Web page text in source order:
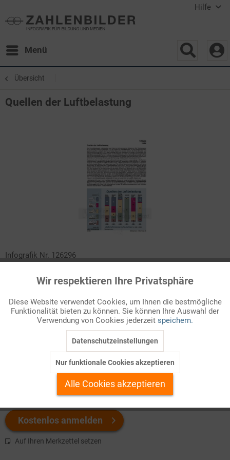
Hilfe
Menü
Übersicht
Quellen der Luftbelastung
Infografik Nr. 126296
Menschengemachte Emissionen schaden nicht nur dem Klima.
Ökosysteme und die menschliche Gesundheit. Um welche
Schadstoffe handelt es sich und wo entstehen sie?
Welchen Download brauchen Sie?
s/w-Version
Kostenlos anmelden
Auf Ihren Merkzettel setzen
Funktionale Aktiv
Marketing Inaktiv
Personalisierung Inaktiv
Service
Wir respektieren Ihre Privatsphäre
Diese Website verwendet Cookies, um Ihnen die bestmögliche
Funktionalität bieten zu können. Sie können Ihre Auswahl der
Verwendung von Cookies jederzeit speichern.
Datenschutzeinstellungen
Nur funktionale Cookies akzeptieren
Alle Cookies akzeptieren